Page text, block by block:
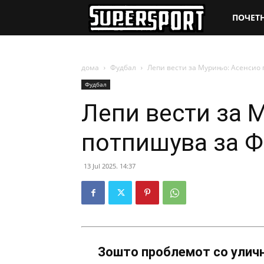
дома Фудбал Лепи вести за Мурињо: Асенсио
Фудбал
Лепи вести за
потпишува за
13 Jul 2025. 14:37
Зошто проблемот со